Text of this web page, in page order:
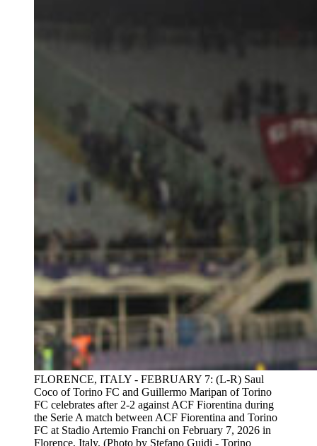
FLORENCE, ITALY - FEBRUARY 7: (L-R) Saul
Coco of Torino FC and Guillermo Maripan of Torino
FC celebrates after 2-2 against ACF Fiorentina during
the Serie A match between ACF Fiorentina and Torino
FC at Stadio Artemio Franchi on February 7, 2026 in
Florence, Italy. (Photo by Stefano Guidi - Torino